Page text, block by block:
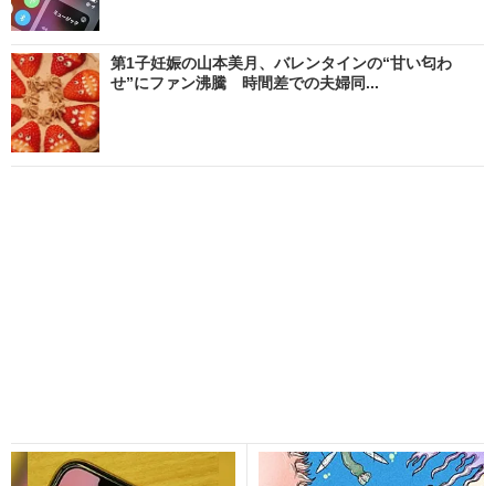
第1子妊娠の山本美月、バレンタインの“甘い匂わ
せ”にファン沸騰 時間差での夫婦同...